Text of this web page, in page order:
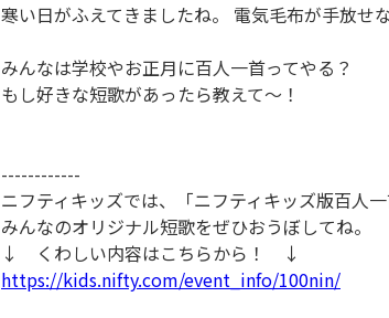
寒い日がふえてきましたね。 電気毛布が手放せ
みんなは学校やお正月に百人一首ってやる？
もし好きな短歌があったら教えて～！
------------
ニフティキッズでは、「ニフティキッズ版百人
みんなのオリジナル短歌をぜひおうぼしてね。
↓ くわしい内容はこちらから！ ↓
https://kids.nifty.com/event_info/100nin/